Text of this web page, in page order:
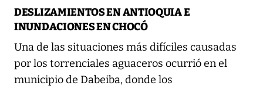
DESLIZAMIENTOS EN ANTIOQUIA E
INUNDACIONES EN CHOCÓ
Una de las situaciones más difíciles causadas
por los torrenciales aguaceros ocurrió en el
municipio de Dabeiba, donde los